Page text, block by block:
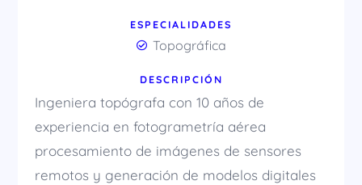
ESPECIALIDADES
Topográfica
DESCRIPCIÓN
Ingeniera topógrafa con 10 años de
experiencia en fotogrametría aérea
procesamiento de imágenes de sensores
remotos y generación de modelos digitales